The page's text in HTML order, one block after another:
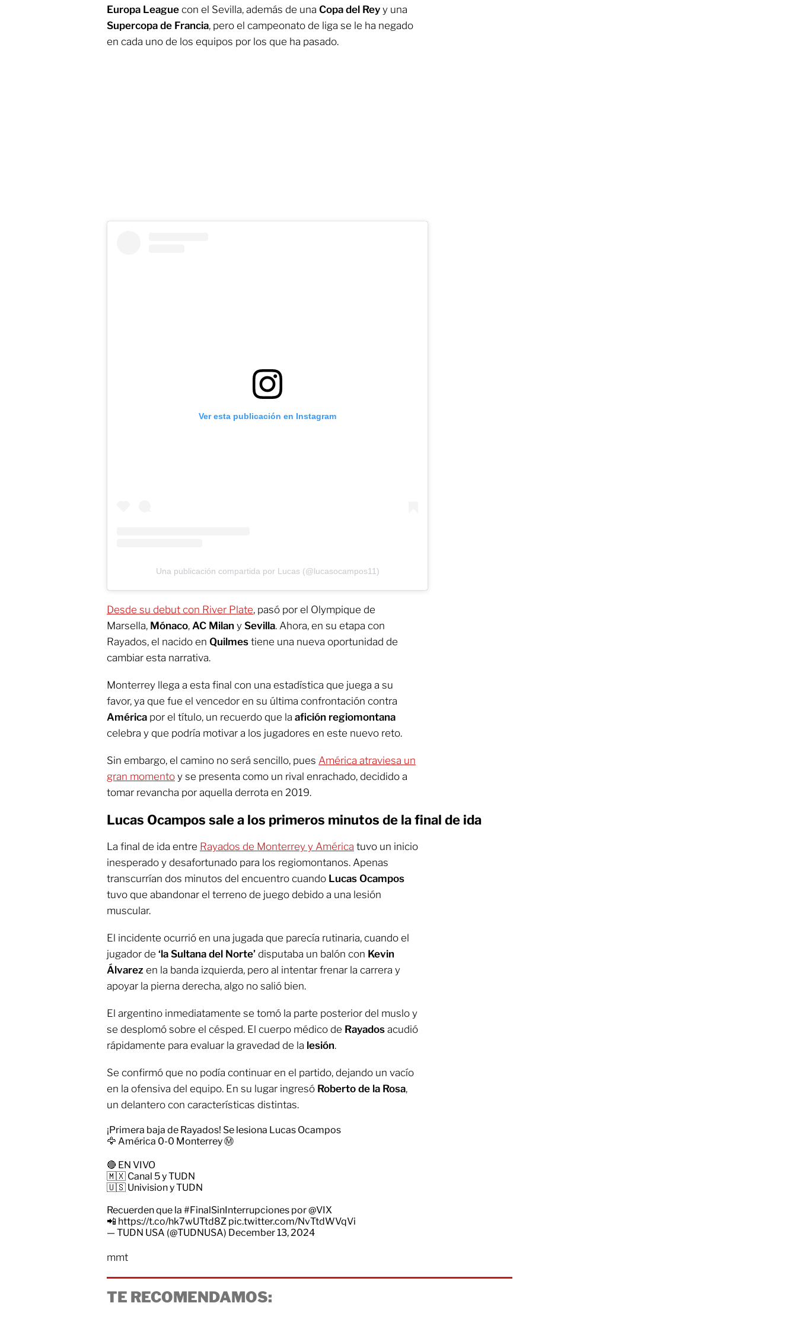
Europa League con el Sevilla, además de una Copa del Rey y una
Supercopa de Francia, pero el campeonato de liga se le ha negado
en cada uno de los equipos por los que ha pasado.
Ver esta publicación en Instagram
Una publicación compartida por Lucas (@lucasocampos11)
Desde su debut con River Plate, pasó por el Olympique de
Marsella, Mónaco, AC Milan y Sevilla. Ahora, en su etapa con
Rayados, el nacido en Quilmes tiene una nueva oportunidad de
cambiar esta narrativa.
Monterrey llega a esta final con una estadística que juega a su
favor, ya que fue el vencedor en su última confrontación contra
América por el título, un recuerdo que la afición regiomontana
celebra y que podría motivar a los jugadores en este nuevo reto.
Sin embargo, el camino no será sencillo, pues América atraviesa un
gran momento y se presenta como un rival enrachado, decidido a
tomar revancha por aquella derrota en 2019.
Lucas Ocampos sale a los primeros minutos de la final de ida
La final de ida entre Rayados de Monterrey y América tuvo un inicio
inesperado y desafortunado para los regiomontanos. Apenas
transcurrían dos minutos del encuentro cuando Lucas Ocampos
tuvo que abandonar el terreno de juego debido a una lesión
muscular.
El incidente ocurrió en una jugada que parecía rutinaria, cuando el
jugador de ‘la Sultana del Norte’ disputaba un balón con Kevin
Álvarez en la banda izquierda, pero al intentar frenar la carrera y
apoyar la pierna derecha, algo no salió bien.
El argentino inmediatamente se tomó la parte posterior del muslo y
se desplomó sobre el césped. El cuerpo médico de Rayados acudió
rápidamente para evaluar la gravedad de la lesión.
Se confirmó que no podía continuar en el partido, dejando un vacío
en la ofensiva del equipo. En su lugar ingresó Roberto de la Rosa,
un delantero con características distintas.
¡Primera baja de Rayados! Se lesiona Lucas Ocampos
🦅 América 0-0 Monterrey Ⓜ️
🔴 EN VIVO
🇲🇽 Canal 5 y TUDN
🇺🇸 Univision y TUDN
Recuerden que la #FinalSinInterrupciones por@VIX
📲 https://t.co/hk7wUTtd8Z pic.twitter.com/NvTtdWVqVi
— TUDN USA (@TUDNUSA) December 13, 2024
mmt
TE RECOMENDAMOS: